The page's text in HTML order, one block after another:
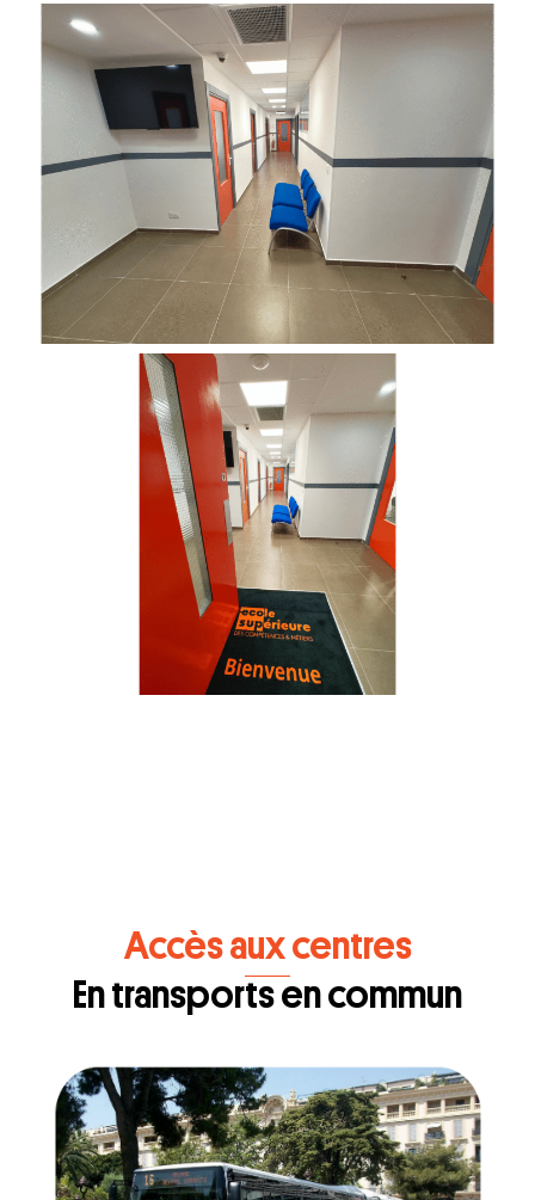
Accès aux centres
En transports en commun